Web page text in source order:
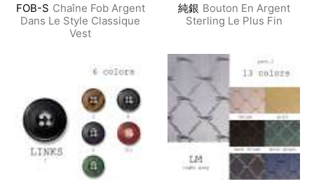
FOB-S Chaîne Fob Argent
Dans Le Style Classique
Vest
純銀 Bouton En Argent
Sterling Le Plus Fin